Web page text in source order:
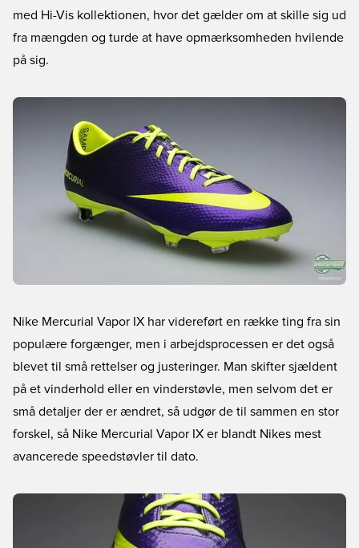
med Hi-Vis kollektionen, hvor det gælder om at skille sig ud
fra mængden og turde at have opmærksomheden hvilende
på sig.
Nike Mercurial Vapor IX har videreført en række ting fra sin
populære forgænger, men i arbejdsprocessen er det også
blevet til små rettelser og justeringer. Man skifter sjældent
på et vinderhold eller en vinderstøvle, men selvom det er
små detaljer der er ændret, så udgør de til sammen en stor
forskel, så Nike Mercurial Vapor IX er blandt Nikes mest
avancerede speedstøvler til dato.